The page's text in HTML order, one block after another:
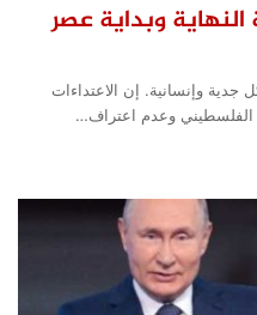
وبداية عصر
جدية وإنسانية. إن الاعتداءات
وعدم اعتراف…